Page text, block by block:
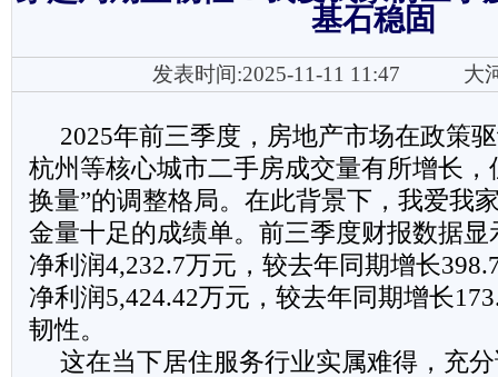
基石稳固
发表时间:2025-11-11 11:47 大
2025年前三季度，房地产市场在政策
杭州等核心城市二手房成交量有所增长，
换量”的调整格局。在此背景下，我爱我
金量十足的成绩单。前三季度财报数据
净利润4,232.7万元，较去年同期增长
净利润5,424.42万元，较去年同期增长
韧性。
这在当下居住服务行业实属难得，充